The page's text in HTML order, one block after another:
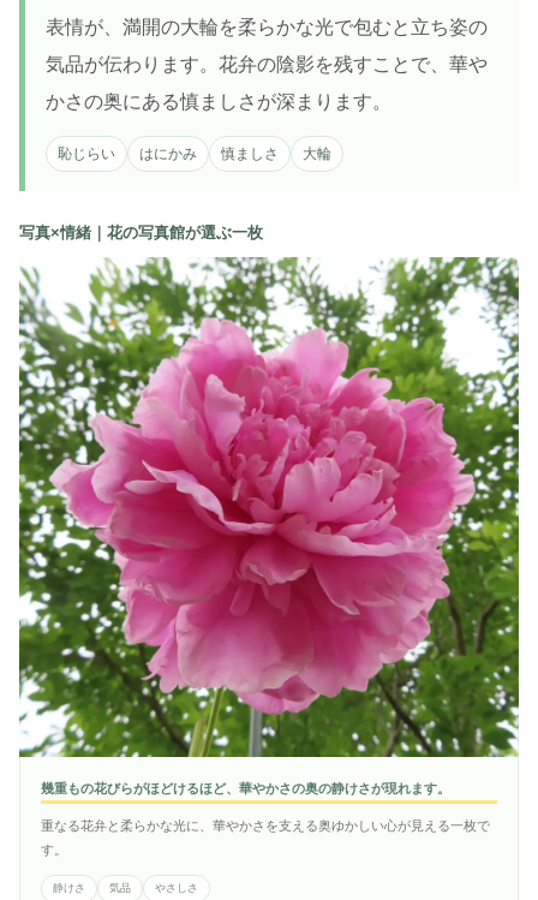
表情が、満開の大輪を柔らかな光で包むと立ち姿の
気品が伝わります。花弁の陰影を残すことで、華や
かさの奥にある慎ましさが深まります。
恥じらい はにかみ 慎ましさ 大輪
写真×情緒｜花の写真館が選ぶ一枚
幾重もの花びらがほどけるほど、華やかさの奥の静けさが現れます。
重なる花弁と柔らかな光に、華やかさを支える奥ゆかしい心が見える一枚で
す。
静けさ 気品 やさしさ